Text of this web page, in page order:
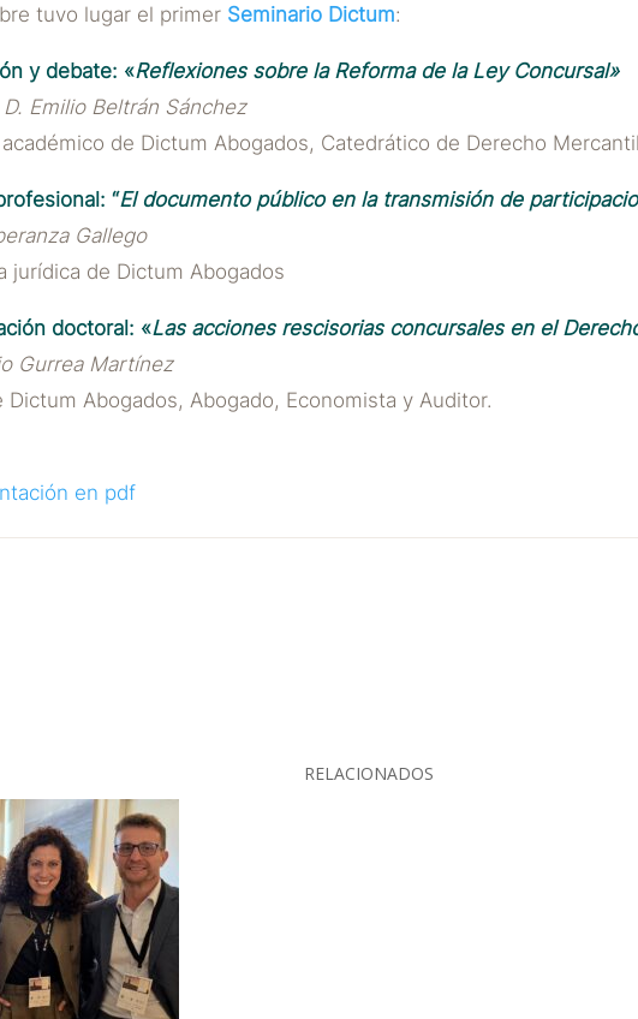
tuvo lugar el primer Seminario Dictum:
y debate: «Reflexiones sobre la Reforma de la Ley Concursal»
D. Emilio Beltrán Sánchez
de Dictum Abogados, Catedrático de Derecho
“El documento público en la transmisión de
Gallego
jurídica de Dictum Abogados
doctoral: «Las acciones rescisorias concursales en el
Gurrea Martínez
Dictum Abogados, Abogado, Economista y Auditor.
en pdf
RELACIONADOS